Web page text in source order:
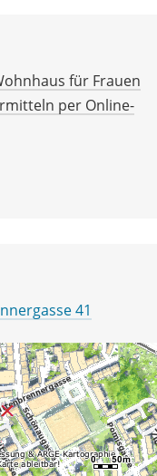
für Frauen
per Online-
41